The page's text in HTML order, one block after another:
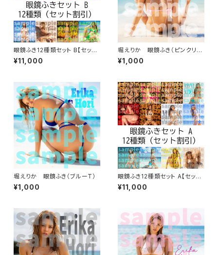
眼鏡ふき12種類セット B【セット
割引】
¥11,000
堀えりか 眼鏡ふき（ピンクリボ
ン）
¥1,000
堀えりか 眼鏡ふき（ブルーT）
¥1,000
眼鏡ふき12種類セット A【セット
割引】
¥11,000